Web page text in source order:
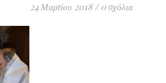
24 Μαρτίου 2018 / 0 σχόλια